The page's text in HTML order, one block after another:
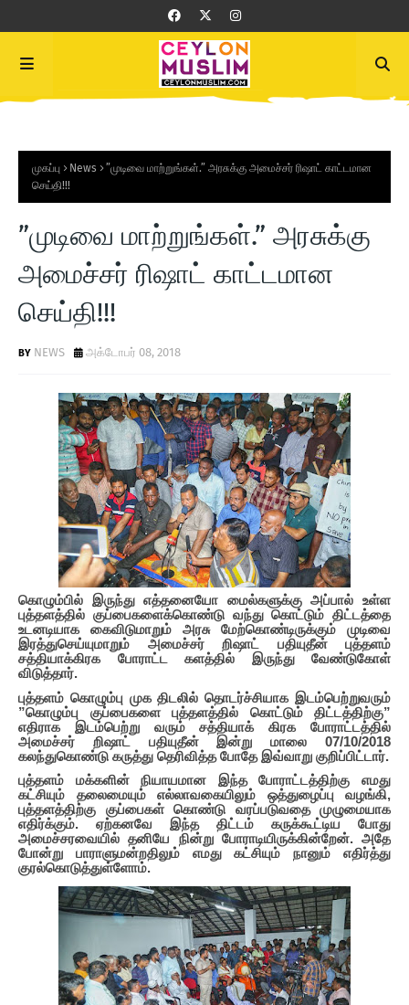
முகப்பு News
”முடிவை மாற்றுங்கள்.” அரசுக்கு அமைச்சர் ரிஷாட் காட்டமான
செய்தி!!!
”முடிவை மாற்றுங்கள்.” அரசுக்கு
அமைச்சர் ரிஷாட் காட்டமான
செய்தி!!!
NEWS அக்டோபர் 08, 2018
கொழும்பில் இருந்து எத்தனையோ மைல்களுக்கு அப்பால் உள்ள
புத்தளத்தில் குப்பைகளைக்கொண்டு வந்து கொட்டும் திட்டத்தை
உடனடியாக கைவிடுமாறும் அரசு மேற்கொண்டிருக்கும் முடிவை
இரத்துசெய்யுமாறும் அமைச்சர் றிஷாட் பதியுதீன் புத்தளம்
சத்தியாக்கிரக போராட்ட களத்தில் இருந்து வேண்டுகோள்
விடுத்தார்.
புத்தளம் கொழும்பு முக திடலில் தொடர்ச்சியாக இடம்பெற்றுவரும்
”கொழும்பு குப்பைகளை புத்தளத்தில் கொட்டும் திட்டத்திற்கு”
எதிராக இடம்பெற்று வரும் சத்தியாக் கிரக போராட்டத்தில்
அமைச்சர் றிஷாட் பதியுதீன் இன்று மாலை 07/10/2018
கலந்துகொண்டு கருத்து தெரிவித்த போதே இவ்வாறு குறிப்பிட்டார்.
புத்தளம் மக்களின் நியாயமான இந்த போராட்டத்திற்கு எமது
கட்சியும் தலைமையும் எல்லாவகையிலும் ஒத்துழைப்பு வழங்கி,
புத்தளத்திற்கு குப்பைகள் கொண்டு வரப்படுவதை முழுமையாக
எதிர்க்கும். ஏற்கனவே இந்த திட்டம் கருக்கூட்டிய போது
அமைச்சரவையில் தனியே நின்று போராடியிருக்கின்றேன். அதே
போன்று பாராளுமன்றதிலும் எமது கட்சியும் நானும் எதிர்த்து
குரல்கொடுத்துள்ளோம்.